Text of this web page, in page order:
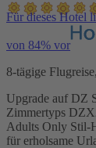
Für dieses Hotel
von 84% vor
8-tägige
Upgrade auf DZ
Zimmertyps
Adults Only Stil-
für erholsame